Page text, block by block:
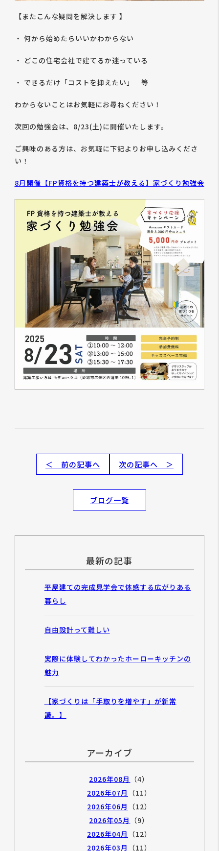
【またこんな疑問を解決します 】
・ 何から始めたらいいかわからない
・ どこの住宅会社で建てるか迷っている
・ できるだけ「コストを抑えたい」 等
わからないことはお気軽にお尋ねください！
次回の勉強会は、8/23(土)に開催いたします。
ご興味のある方は、お気軽に下記よりお申し込みくださ
い！
8月開催【FP資格を持つ建築士が教える】家づくり勉強会
＜ 前の記事へ 次の記事へ ＞
ブログ一覧
最新の記事
平屋建ての完成見学会で体感する広がりある
暮らし
自由設計って難しい
実際に体験してわかったホーローキッチンの
魅力
【家づくりは「手取りを増やす」が新常
識。】
アーカイブ
2026年08月 （4）
2026年07月 （11）
2026年06月 （12）
2026年05月 （9）
2026年04月 （12）
2026年03月 （11）